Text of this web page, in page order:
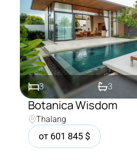
3 3
Покупка
Botanica Wisdom
Thalang
от 601 845 $